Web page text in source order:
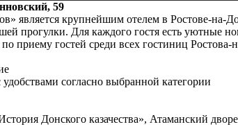
59
является крупнейшим отелем в Ростове-на-
прогулки. Для каждого гостя есть
приему гостей среди всех гостиниц Ростова-
согласно выбранной категории
Донского казачества», Атаманский